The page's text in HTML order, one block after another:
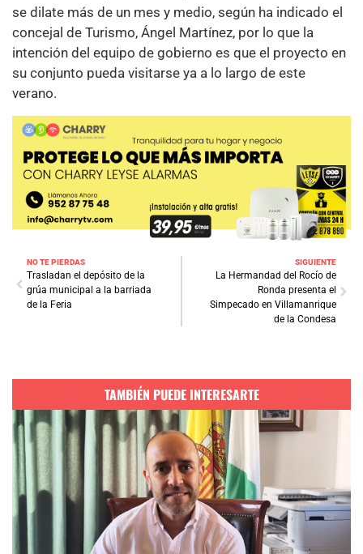
se dilate más de un mes y medio, según ha indicado el
concejal de Turismo, Ángel Martínez, por lo que la
intención del equipo de gobierno es que el proyecto en
su conjunto pueda visitarse ya a lo largo de este
verano.
NO TE PIERDAS
Trasladan el depósito de la
grúa municipal a la barriada
de la Feria
SIGUIENTE
La Hermandad del Rocío de
Ronda presenta el
Simpecado en Villamanrique
de la Condesa
TAMBIÉN PUEDE INTERESARTE